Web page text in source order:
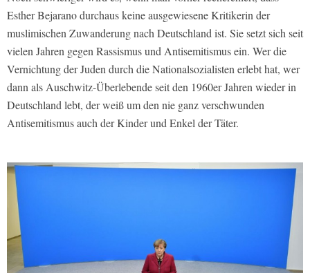
Esther Bejarano durchaus keine ausgewiesene Kritikerin der
muslimischen Zuwanderung nach Deutschland ist. Sie setzt sich seit
vielen Jahren gegen Rassismus und Antisemitismus ein. Wer die
Vernichtung der Juden durch die Nationalsozialisten erlebt hat, wer
dann als Auschwitz-Überlebende seit den 1960er Jahren wieder in
Deutschland lebt, der weiß um den nie ganz verschwunden
Antisemitismus auch der Kinder und Enkel der Täter.